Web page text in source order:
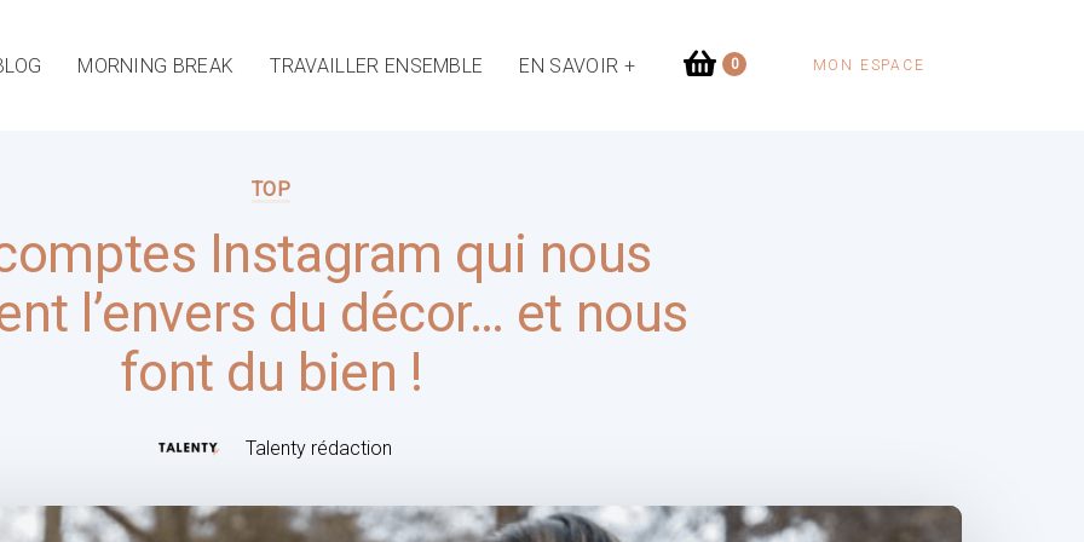
MORNING BREAK TRAVAILLER ENSEMBLE EN SAVOIR + 0 MON ESPACE
TOP
Instagram qui nous
l’envers du décor… et nous
font du bien !
Talenty rédaction